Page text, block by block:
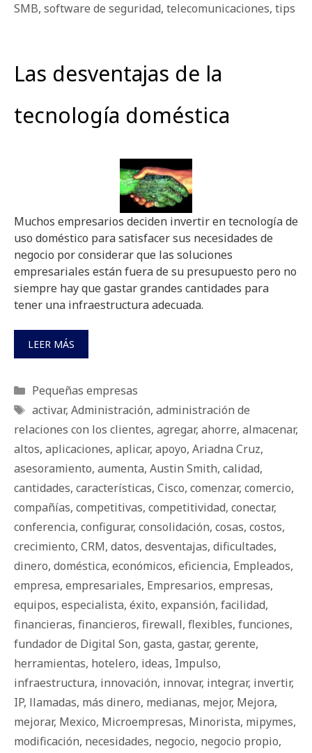
SMB, software de seguridad, telecomunicaciones, tips
Las desventajas de la
tecnología doméstica
Muchos empresarios deciden invertir en tecnología de
uso doméstico para satisfacer sus necesidades de
negocio por considerar que las soluciones
empresariales están fuera de su presupuesto pero no
siempre hay que gastar grandes cantidades para
tener una infraestructura adecuada.
LEER MÁS
Categorías
Pequeñas empresas
Etiquetas
activar, Administración, administración de
relaciones con los clientes, agregar, ahorre, almacenar,
altos, aplicaciones, aplicar, apoyo, Ariadna Cruz,
asesoramiento, aumenta, Austin Smith, calidad,
cantidades, características, Cisco, comenzar, comercio,
compañías, competitivas, competitividad, conectar,
conferencia, configurar, consolidación, cosas, costos,
crecimiento, CRM, datos, desventajas, dificultades,
dinero, doméstica, económicos, eficiencia, Empleados,
empresa, empresariales, Empresarios, empresas,
equipos, especialista, éxito, expansión, facilidad,
financieras, financieros, firewall, flexibles, funciones,
fundador de Digital Son, gasta, gastar, gerente,
herramientas, hotelero, ideas, Impulso,
infraestructura, innovación, innovar, integrar, invertir,
IP, llamadas, más dinero, medianas, mejor, Mejora,
mejorar, Mexico, Microempresas, Minorista, mipymes,
modificación, necesidades, negocio, negocio propio,